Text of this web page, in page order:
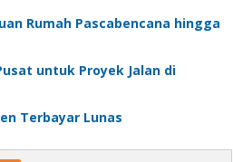
Rumah Pascabencana hingga
untuk Proyek Jalan di
Terbayar Lunas